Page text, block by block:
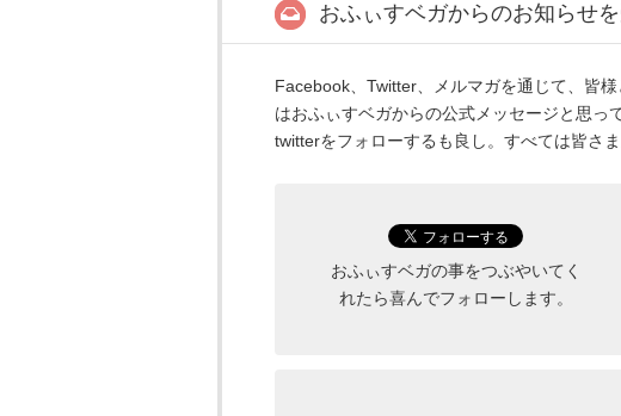
おふぃすベガからのお知らせ
Facebook、Twitter、メルマガを通じて、皆
はおふぃすベガからの公式メッセージと思っ
twitterをフォローするも良し。すべては皆さま
おふぃすベガの事をつぶやいてく
れたら喜んでフォローします。